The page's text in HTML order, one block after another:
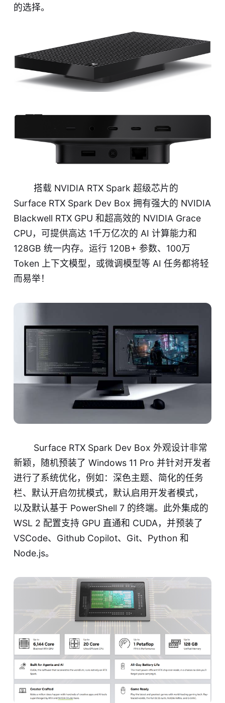
的选择。
搭载 NVIDIA RTX Spark 超级芯片的
Surface RTX Spark Dev Box 拥有强大的 NVIDIA
Blackwell RTX GPU 和超高效的 NVIDIA Grace
CPU，可提供高达 1千万亿次的 AI 计算能力和
128GB 统一内存。运行 120B+ 参数、100万
Token 上下文模型，或微调模型等 AI 任务都将轻
而易举！
Surface RTX Spark Dev Box 外观设计非常
新颖，随机预装了 Windows 11 Pro 并针对开发者
进行了系统优化，例如：深色主题、简化的任务
栏、默认开启勿扰模式，默认启用开发者模式，
以及默认基于 PowerShell 7 的终端。此外集成的
WSL 2 配置支持 GPU 直通和 CUDA，并预装了
VSCode、Github Copilot、Git、Python 和
Node.js。